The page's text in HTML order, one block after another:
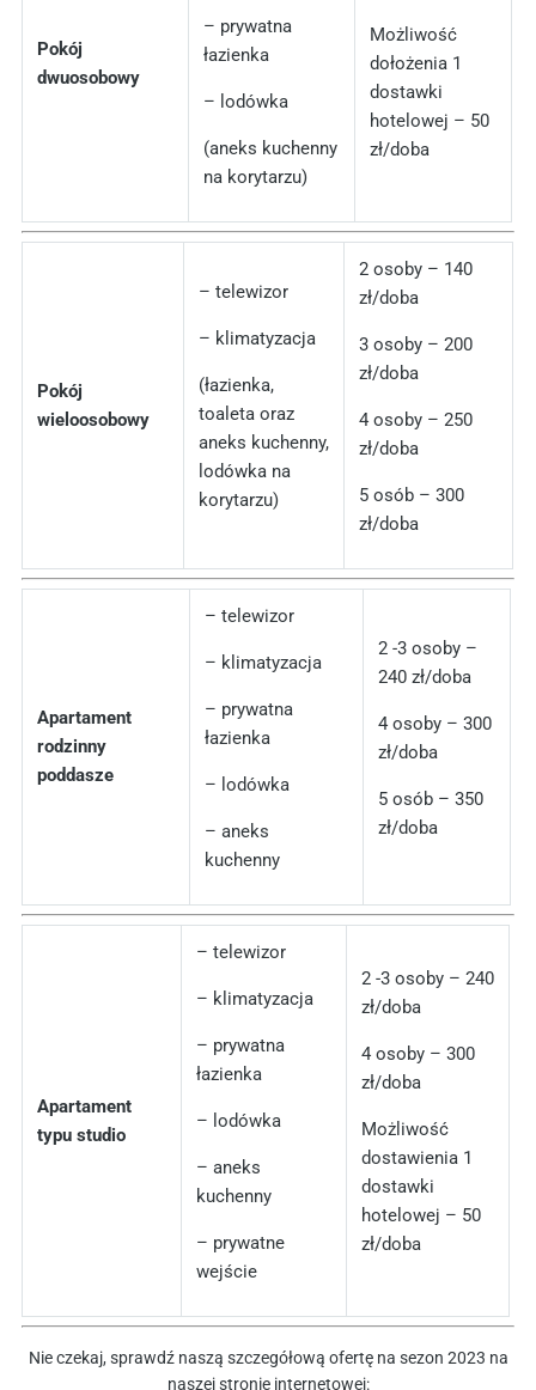
Pokój
dwuosobowy
– prywatna
łazienka
– lodówka
(aneks kuchenny
na korytarzu)
Możliwość
dołożenia 1
dostawki
hotelowej – 50
zł/doba
Pokój
wieloosobowy
– telewizor
– klimatyzacja
(łazienka,
toaleta oraz
aneks kuchenny,
lodówka na
korytarzu)
2 osoby – 140
zł/doba
3 osoby – 200
zł/doba
4 osoby – 250
zł/doba
5 osób – 300
zł/doba
Apartament
rodzinny
poddasze
– telewizor
– klimatyzacja
– prywatna
łazienka
– lodówka
– aneks
kuchenny
2 -3 osoby –
240 zł/doba
4 osoby – 300
zł/doba
5 osób – 350
zł/doba
Apartament
typu studio
– telewizor
– klimatyzacja
– prywatna
łazienka
– lodówka
– aneks
kuchenny
– prywatne
wejście
2 -3 osoby – 240
zł/doba
4 osoby – 300
zł/doba
Możliwość
dostawienia 1
dostawki
hotelowej – 50
zł/doba
Nie czekaj, sprawdź naszą szczegółową ofertę na sezon 2023 na
naszej stronie internetowej: